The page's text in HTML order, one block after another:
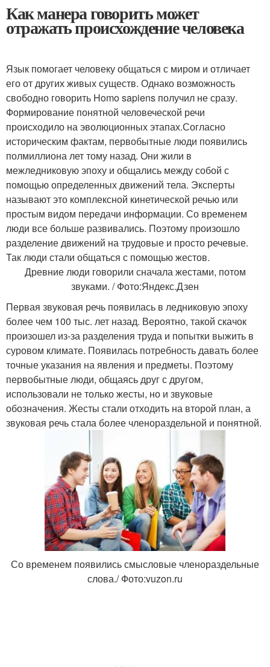
Как манера говорить может
отражать происхождение человека
Язык помогает человеку общаться с миром и отличает
его от других живых существ. Однако возможность
свободно говорить Homo sapiens получил не сразу.
Формирование понятной человеческой речи
происходило на эволюционных этапах.Согласно
историческим фактам, первобытные люди появились
полмиллиона лет тому назад. Они жили в
межледниковую эпоху и общались между собой с
помощью определенных движений тела. Эксперты
называют это комплексной кинетической речью или
простым видом передачи информации. Со временем
люди все больше развивались. Поэтому произошло
разделение движений на трудовые и просто речевые.
Так люди стали общаться с помощью жестов.
Древние люди говорили сначала жестами, потом
звуками. / Фото:Яндекс.Дзен
Первая звуковая речь появилась в ледниковую эпоху
более чем 100 тыс. лет назад. Вероятно, такой скачок
произошел из-за разделения труда и попытки выжить в
суровом климате. Появилась потребность давать более
точные указания на явления и предметы. Поэтому
первобытные люди, общаясь друг с другом,
использовали не только жесты, но и звуковые
обозначения. Жесты стали отходить на второй план, а
звуковая речь стала более членораздельной и понятной.
Со временем появились смысловые членораздельные
слова./ Фото:vuzon.ru